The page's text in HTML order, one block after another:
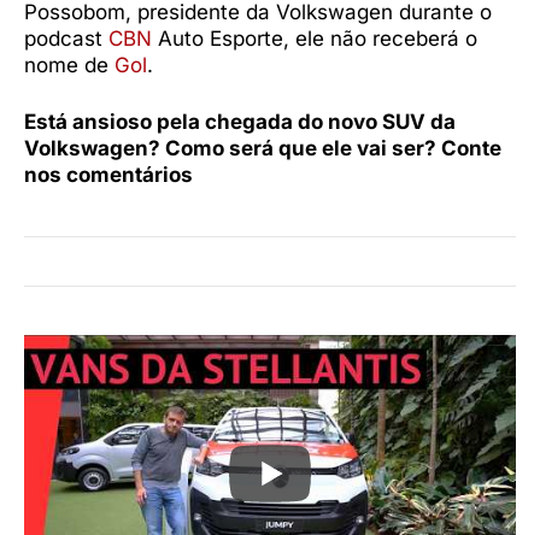
Possobom, presidente da Volkswagen durante o
podcast CBN Auto Esporte, ele não receberá o
nome de Gol.
Está ansioso pela chegada do novo SUV da
Volkswagen? Como será que ele vai ser? Conte
nos comentários